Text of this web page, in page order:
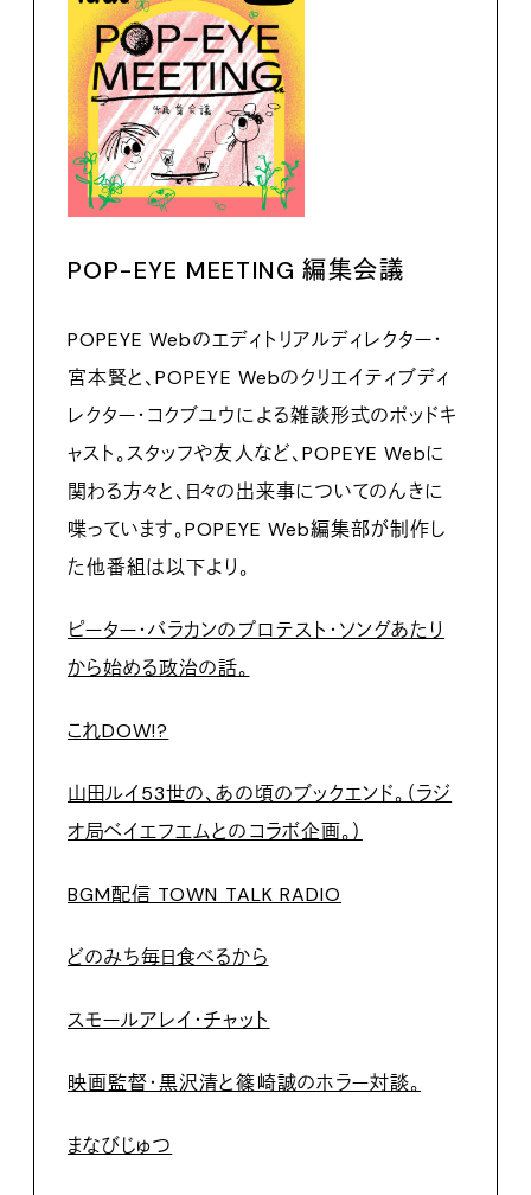
POP-EYE MEETING 編集会議
POPEYE Webのエディトリアルディレクター・
宮本賢と、POPEYE Webのクリエイティブディ
レクター・コクブユウによる雑談形式のポッドキ
ャスト。スタッフや友人など、POPEYE Webに
関わる方々と、日々の出来事についてのんきに
喋っています。POPEYE Web編集部が制作し
た他番組は以下より。
ピーター・バラカンのプロテスト・ソングあたり
から始める政治の話。
これDOW!?
山田ルイ53世の、あの頃のブックエンド。（ラジ
オ局ベイエフエムとのコラボ企画。）
BGM配信 TOWN TALK RADIO
どのみち毎日食べるから
スモールアレイ・チャット
映画監督・黒沢清と篠崎誠のホラー対談。
まなびじゅつ